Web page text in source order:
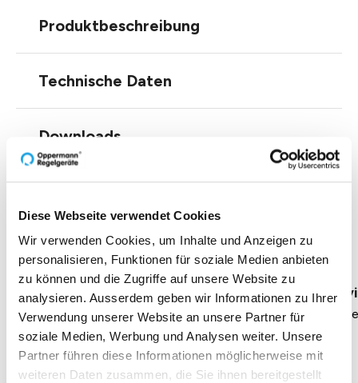
Diese Webseite verwendet Cookies
Wir verwenden Cookies, um Inhalte und Anzeigen zu
personalisieren, Funktionen für soziale Medien anbieten
zu können und die Zugriffe auf unsere Website zu
analysieren. Ausserdem geben wir Informationen zu Ihrer
Verwendung unserer Website an unsere Partner für
soziale Medien, Werbung und Analysen weiter. Unsere
Partner führen diese Informationen möglicherweise mit
weiteren Daten zusammen, die Sie ihnen bereitgestellt
Produktbeschreibung
Technische Daten
Downloads
Einblicke zu 40 Jahren
Oppermann
Geschäftsführung Heike Dirmeier
Dauer 4 Minuten